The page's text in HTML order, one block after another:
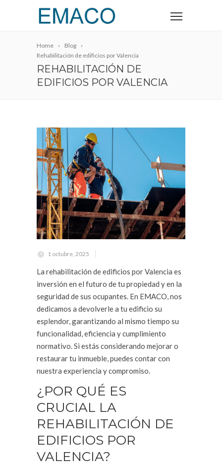
Home
Blog
Rehabilitación de edificios por Valencia
REHABILITACIÓN DE
EDIFICIOS POR VALENCIA
1 octubre, 2025
La rehabilitación de edificios por Valencia es
inversión en el futuro de tu propiedad y en la
seguridad de sus ocupantes. En EMACO, nos
dedicamos a devolverle a tu edificio su
esplendor, garantizando al mismo tiempo su
funcionalidad, eficiencia y cumplimiento
normativo. Si estás considerando mejorar o
restaurar tu inmueble, puedes contar con
nuestra experiencia y compromiso.
¿POR QUÉ ES
CRUCIAL LA
REHABILITACIÓN DE
EDIFICIOS POR
VALENCIA?